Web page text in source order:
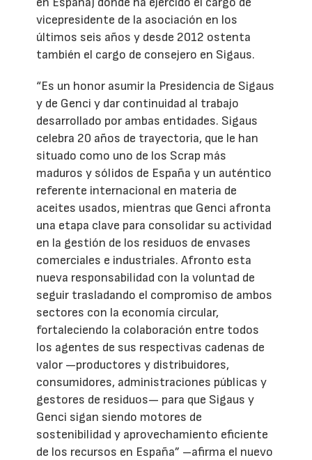
vicepresidente de la asociación en los
últimos seis años y desde 2012 ostenta
también el cargo de consejero en Sigaus.
“Es un honor asumir la Presidencia de Sigaus
y de Genci y dar continuidad al trabajo
desarrollado por ambas entidades. Sigaus
celebra 20 años de trayectoria, que le han
situado como uno de los Scrap más
maduros y sólidos de España y un auténtico
referente internacional en materia de
aceites usados, mientras que Genci afronta
una etapa clave para consolidar su actividad
en la gestión de los residuos de envases
comerciales e industriales. Afronto esta
nueva responsabilidad con la voluntad de
seguir trasladando el compromiso de ambos
sectores con la economía circular,
fortaleciendo la colaboración entre todos
los agentes de sus respectivas cadenas de
valor —productores y distribuidores,
consumidores, administraciones públicas y
gestores de residuos— para que Sigaus y
Genci sigan siendo motores de
sostenibilidad y aprovechamiento eficiente
de los recursos en España” –afirma el nuevo